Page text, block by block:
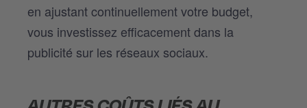
en ajustant continuellement votre budget,
vous investissez efficacement dans la
publicité sur les réseaux sociaux.